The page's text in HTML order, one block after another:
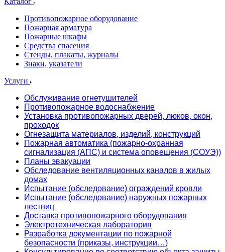
Противопожарное оборудование
Пожарная арматура
Пожарные шкафы
Средства спасения
Стенды, плакаты, журналы
Знаки, указатели
Услуги
Обслуживание огнетушителей
Противопожарное водоснабжение
Установка противопожарных дверей, люков, окон,
проходок
Огнезащита материалов, изделий, конструкций
Пожарная автоматика (пожарно-охранная
сигнализация (АПС) и система оповещения (СОУЭ))
Планы эвакуации
Обследование вентиляционных каналов в жилых
домах
Испытание (обследование) ограждений кровли
Испытание (обследование) наружных пожарных
лестниц
Доставка противопожарного оборудования
Электротехническая лаборатория
Разработка документации по пожарной
безопасности (приказы, инструкции…)